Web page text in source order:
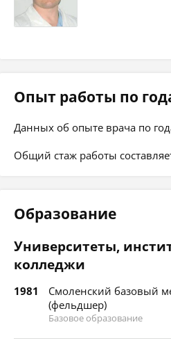
Опыт работы по
Данных об опыте врача по
Общий стаж работы
Образование
Университеты,
колледжи
1981
Смоленский базовый
(фельдшер)
Базовое образование